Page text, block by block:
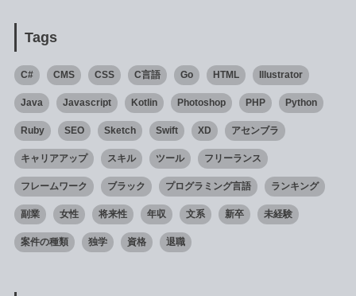
Tags
C# CMS CSS C言語 Go HTML Illustrator
Java Javascript Kotlin Photoshop PHP Python
Ruby SEO Sketch Swift XD アセンブラ
キャリアアップ スキル ツール フリーランス
フレームワーク ブラック プログラミング言語 ランキング
副業 女性 将来性 年収 文系 新卒 未経験
案件の種類 独学 資格 退職